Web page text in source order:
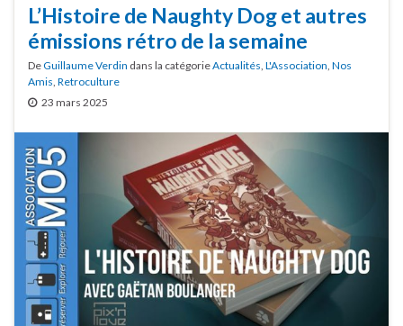
L’Histoire de Naughty Dog et autres
émissions rétro de la semaine
DeGuillaume Verdin dans la catégorieActualités L'Association Nos
Amis Retroculture
23 mars 2025